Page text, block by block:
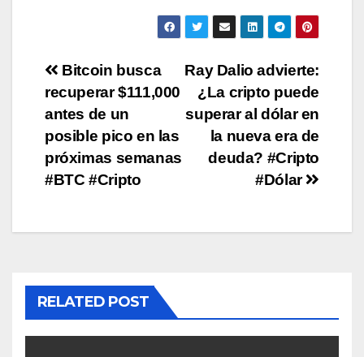
Post
navigation
Ray Dalio advierte:
¿La cripto puede
superar al dólar en
la nueva era de
deuda? #Cripto
#Dólar
Bitcoin busca
recuperar $111,000
antes de un
posible pico en las
próximas semanas
#BTC #Cripto
RELATED POST